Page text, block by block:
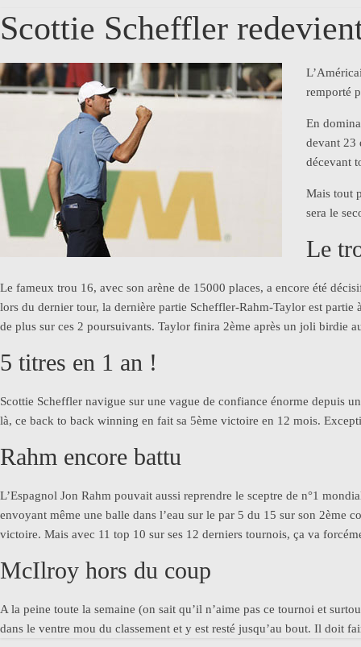
Scottie Scheffler
remporté
En
devant 23
décevant
Mais tout
sera le
Le
Le fameux trou 16, avec son arène de 15000 places, a encore été
lors du dernier tour, la dernière partie Scheffler-Rahm-Taylor est
de plus sur ces 2 poursuivants. Taylor finira 2ème après un joli birdie
5 titres en 1 an !
Scottie Scheffler navigue sur une vague de confiance énorme depuis
là, ce back to back winning en fait sa 5ème victoire en 12 mois.
Rahm encore battu
L’Espagnol Jon Rahm pouvait aussi reprendre le sceptre de n°1
envoyant même une balle dans l’eau sur le par 5 du 15 sur son 2ème
victoire. Mais avec 11 top 10 sur ses 12 derniers tournois, ça va
McIlroy hors du coup
A la peine toute la semaine (on sait qu’il n’aime pas ce tournoi et
dans le ventre mou du classement et y est resté jusqu’au bout. Il doit